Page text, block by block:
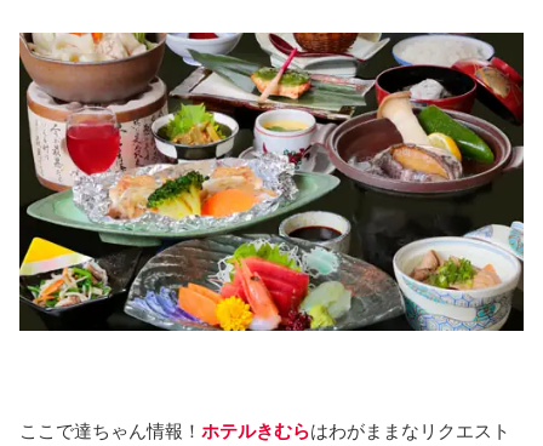
ここで達ちゃん情報！ ホテルきむらはわがままなリクエスト